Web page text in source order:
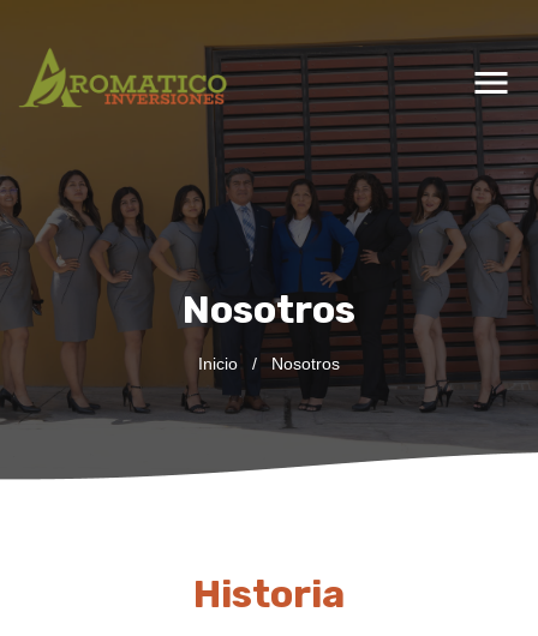
menu
Nosotros
Inicio / Nosotros
Historia